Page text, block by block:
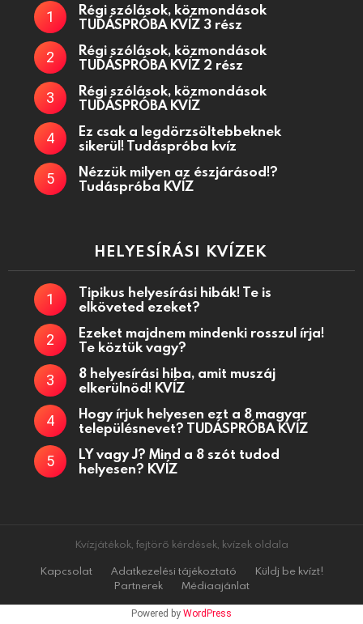
Régi szólások, közmondások
TUDÁSPRÓBA KVÍZ 3 rész
Régi szólások, közmondások
TUDÁSPRÓBA KVÍZ 2 rész
Régi szólások, közmondások
TUDÁSPRÓBA KVÍZ
Ez csak a legdörzsöltebbeknek
sikerül! Tudáspróba kvíz
Nézzük milyen az észjárásod!?
Tudáspróba KVÍZ
HELYESÍRÁSI KVÍZEK
Tipikus helyesírási hibák! Te is
elköveted ezeket?
Ezeket majdnem mindenki rosszul írja!
Te köztük vagy?
8 helyesírási hiba, amit muszáj
elkerülnöd! KVÍZ
Hogy írjuk helyesen ezt a 8 magyar
településnevet? TUDÁSPRÓBA KVÍZ
LY vagy J? Mind a 8 szót tudod
helyesen? KVÍZ
Kvízjátékok, fejtörő kérdések, kvízek oldala
Kapcsolat
Adatkezelési tájékoztató
Küldj be kvízt!
Partnerek
Médiaajánlat
Powered by WordPress